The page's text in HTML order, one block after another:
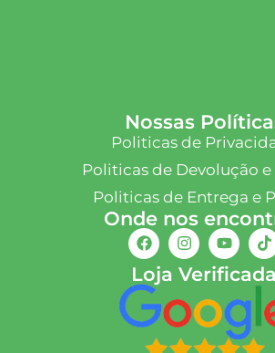
Nossas
Politicas de
Politicas de Devolução e
Politicas de Entrega e
Onde nos
Loja Verificada